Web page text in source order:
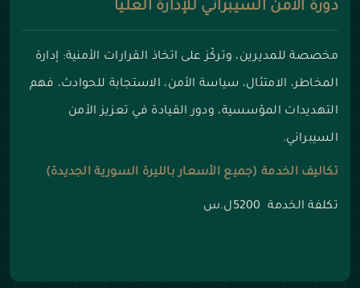
دورة الأمن السيبراني للإدارة العليا
مخصصة للمديرين، وتركّز على اتخاذ القرارات الأمنية: إدارة
المخاطر، الامتثال، سياسة الأمن، الاستجابة للحوادث، فهم
التهديدات المؤسسية، ودور القيادة في تعزيز الأمن
السيبراني.
تكاليف الخدمة (جميع الأسعار بالليرة السورية الجديدة)
تكلفة الخدمة 5200ل.س